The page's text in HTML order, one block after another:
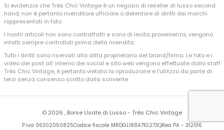
Si evidenzia che Très Chic Vintage è un negozio di reseller di lusso second
hand, non è pertanto rivenditore ufficiale o detentore di diritti dei marchi
rappresentati in foto.
I nostri articoli non sono contraffatti e sono di lecita provenienza, vengono
infatti sempre controllati prima della rivendita.
Tutti i diritti sono riservati alla ditta proprietaria del brand/firma. Le foto e i
video dei post all’ interno dei social e sito web vengono effettuate dallo staff
Très Chic Vintage, è pertanto vietata la riproduzione e l’utilizzo da parte di
terzi senza consenso scritto dalla scrivente.
© 2026 , Borse Usate di Lusso - Très Chic Vintage
P.iva 06302050825Codice fiscale MRDGLI88A71G273QRea PA - 312016